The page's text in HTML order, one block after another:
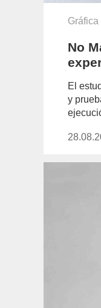
No
El
y